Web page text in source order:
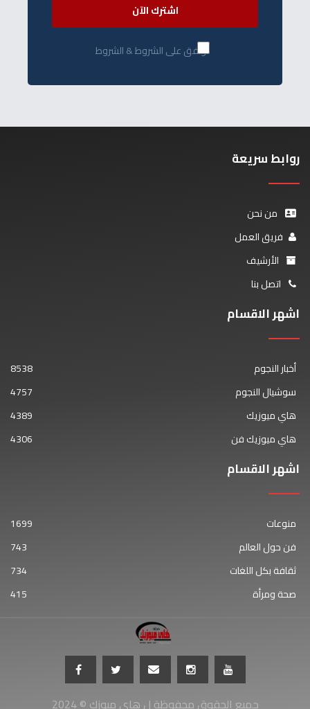
اشترك الآن
أوافق على الشروط & الشروط
روابط سريعة
من نحن
فريق العمل
الأرشيف
اتصل بنا
اشهر الاقسام
أخبار النجوم
8538
سوشيال النجوم
4757
هاي ميوزيك
4389
هاي ميوزيك فن
4306
اشهر الاقسام
منوعات
1699
فن حول العالم
743
ثقافة بكل اللغات
734
صحة ومرأة
415
جميع الحقوق محفوظة ل هاي ميوزك © 2024